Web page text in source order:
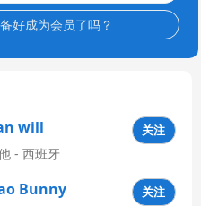
好成为会员了吗？
will 关注
- 西班牙
Bunny 关注